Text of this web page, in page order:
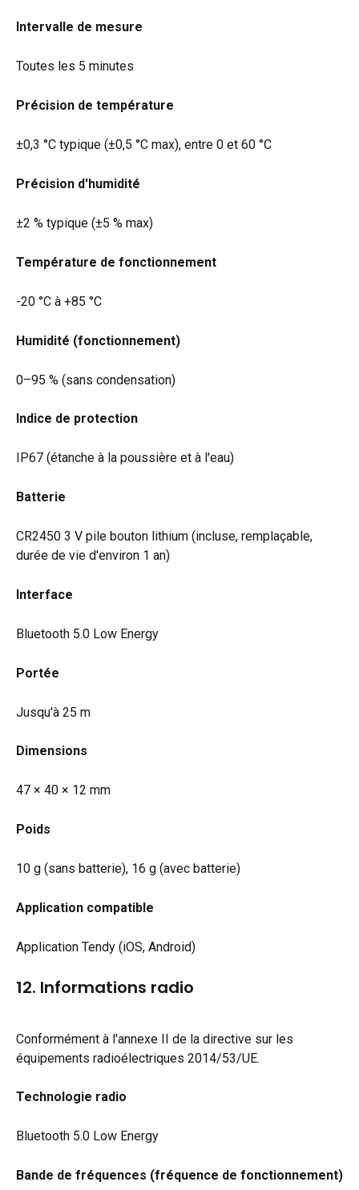
Intervalle de mesure
Toutes les 5 minutes
Précision de température
±0,3 °C typique (±0,5 °C max), entre 0 et 60 °C
Précision d'humidité
±2 % typique (±5 % max)
Température de fonctionnement
-20 °C à +85 °C
Humidité (fonctionnement)
0–95 % (sans condensation)
Indice de protection
IP67 (étanche à la poussière et à l'eau)
Batterie
CR2450 3 V pile bouton lithium (incluse, remplaçable,
durée de vie d'environ 1 an)
Interface
Bluetooth 5.0 Low Energy
Portée
Jusqu'à 25 m
Dimensions
47 × 40 × 12 mm
Poids
10 g (sans batterie), 16 g (avec batterie)
Application compatible
Application Tendy (iOS, Android)
12. Informations radio
Conformément à l'annexe II de la directive sur les
équipements radioélectriques 2014/53/UE.
Technologie radio
Bluetooth 5.0 Low Energy
Bande de fréquences (fréquence de fonctionnement)